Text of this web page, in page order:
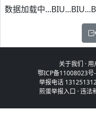
数据加载中
关于我们 ·用
鄂ICP备11008023号
举报电话
煎蛋举报入口 ·违法